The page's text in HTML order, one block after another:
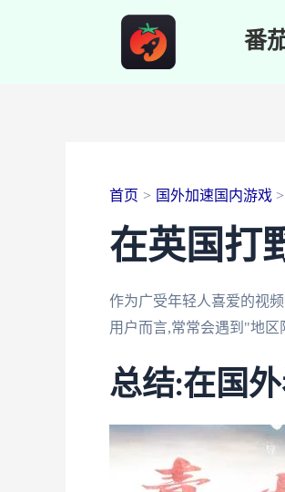
番
首页 国外加速国内游戏
在英国打
作为广受年轻人喜爱的视
用户而言,常常会遇到"地
总结:在国